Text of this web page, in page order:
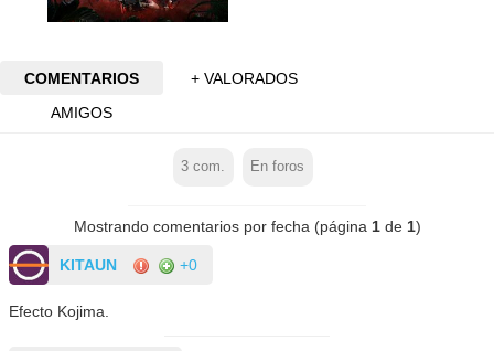
COMENTARIOS
+ VALORADOS
AMIGOS
3 com. En foros
Mostrando comentarios por fecha (página 1de 1)
KITAUN +0
Efecto Kojima.